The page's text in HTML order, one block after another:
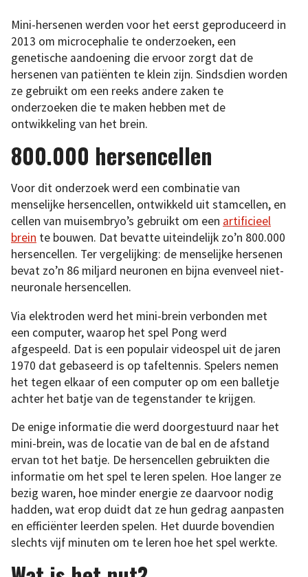
Mini-hersenen werden voor het eerst geproduceerd in
2013 om microcephalie te onderzoeken, een
genetische aandoening die ervoor zorgt dat de
hersenen van patiënten te klein zijn. Sindsdien worden
ze gebruikt om een reeks andere zaken te
onderzoeken die te maken hebben met de
ontwikkeling van het brein.
800.000 hersencellen
Voor dit onderzoek werd een combinatie van
menselijke hersencellen, ontwikkeld uit stamcellen, en
cellen van muisembryo’s gebruikt om een artificieel
brein te bouwen. Dat bevatte uiteindelijk zo’n 800.000
hersencellen. Ter vergelijking: de menselijke hersenen
bevat zo’n 86 miljard neuronen en bijna evenveel niet-
neuronale hersencellen.
Via elektroden werd het mini-brein verbonden met
een computer, waarop het spel Pong werd
afgespeeld. Dat is een populair videospel uit de jaren
1970 dat gebaseerd is op tafeltennis. Spelers nemen
het tegen elkaar of een computer op om een balletje
achter het batje van de tegenstander te krijgen.
De enige informatie die werd doorgestuurd naar het
mini-brein, was de locatie van de bal en de afstand
ervan tot het batje. De hersencellen gebruikten die
informatie om het spel te leren spelen. Hoe langer ze
bezig waren, hoe minder energie ze daarvoor nodig
hadden, wat erop duidt dat ze hun gedrag aanpasten
en efficiënter leerden spelen. Het duurde bovendien
slechts vijf minuten om te leren hoe het spel werkte.